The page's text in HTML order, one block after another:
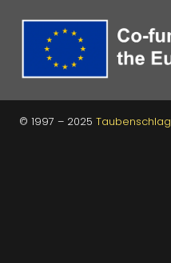
© 1997 – 2025 Taubenschlag